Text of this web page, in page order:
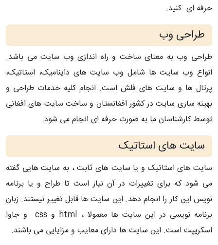
حرفه ای کنید.
طراحی وب
طراحی وب به معنای ساخت و راه اندازی وب سایت می باشد.
انواع وب سایت ها شامل وب سایت های داینامیک، استاتیک،
پرتال ها و سایت های فلش است. انجام کلیه خدمات طراحی و
بهینه سازی سایت در کشور افغانستان و ساخت سایت های افغانی
توسط کارشناسان ما به صورت حرفه ای انجام می شود.
سایت های استاتیک
سایت های استاتیک و یا سایت های ثابت ، به سایت هایی گفته
می شود که برای تغییرات در آن نیاز است تا طراح و یا برنامه
نویس این کار را انجام دهد. این سایت ها قابل تغییر نیستند. زبان
برنامه نویسی در این سایت ها معمولا ، html و css و جاوا
اسکریپت است. این سایت ها دارای معایب و مزایایی می باشند.